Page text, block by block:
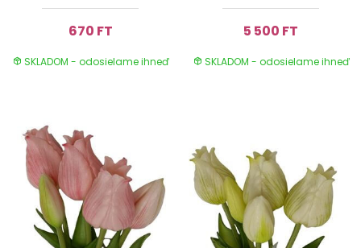
670 FT
SKLADOM - odosielame ihneď
5 500 FT
SKLADOM - odosielame ihneď